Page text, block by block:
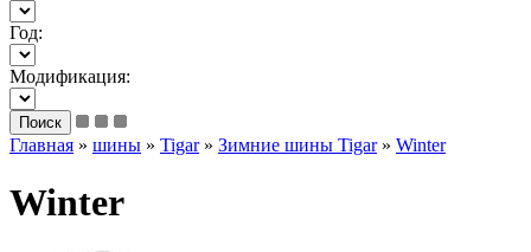
Год:
Модификация:
Главная » шины » Tigar» Зимние шины Tigar» Winter
Winter